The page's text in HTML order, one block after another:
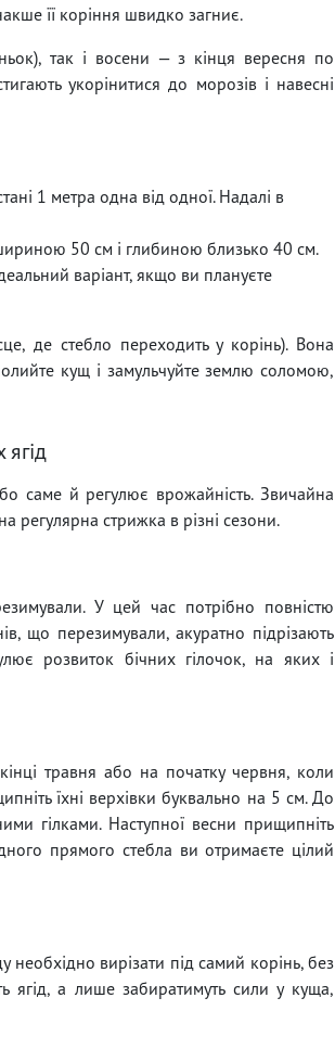
її коріння швидко загниє.
так і восени — з кінця вересня по
укорінитися до морозів і навесні
1 метра одна від одної. Надалі в
50 см і глибиною близько 40 см.
варіант, якщо ви плануєте
де стебло переходить у корінь). Вона
кущ і замульчуйте землю соломою,
саме й регулює врожайність. Звичайна
регулярна стрижка в різні сезони.
У цей час потрібно повністю
що перезимували, акуратно підрізають
розвиток бічних гілочок, на яких і
травня або на початку червня, коли
їхні верхівки буквально на 5 см. До
гілками. Наступної весни прищипніть
прямого стебла ви отримаєте цілий
вирізати під самий корінь, без
ягід, а лише забиратимуть сили у куща,